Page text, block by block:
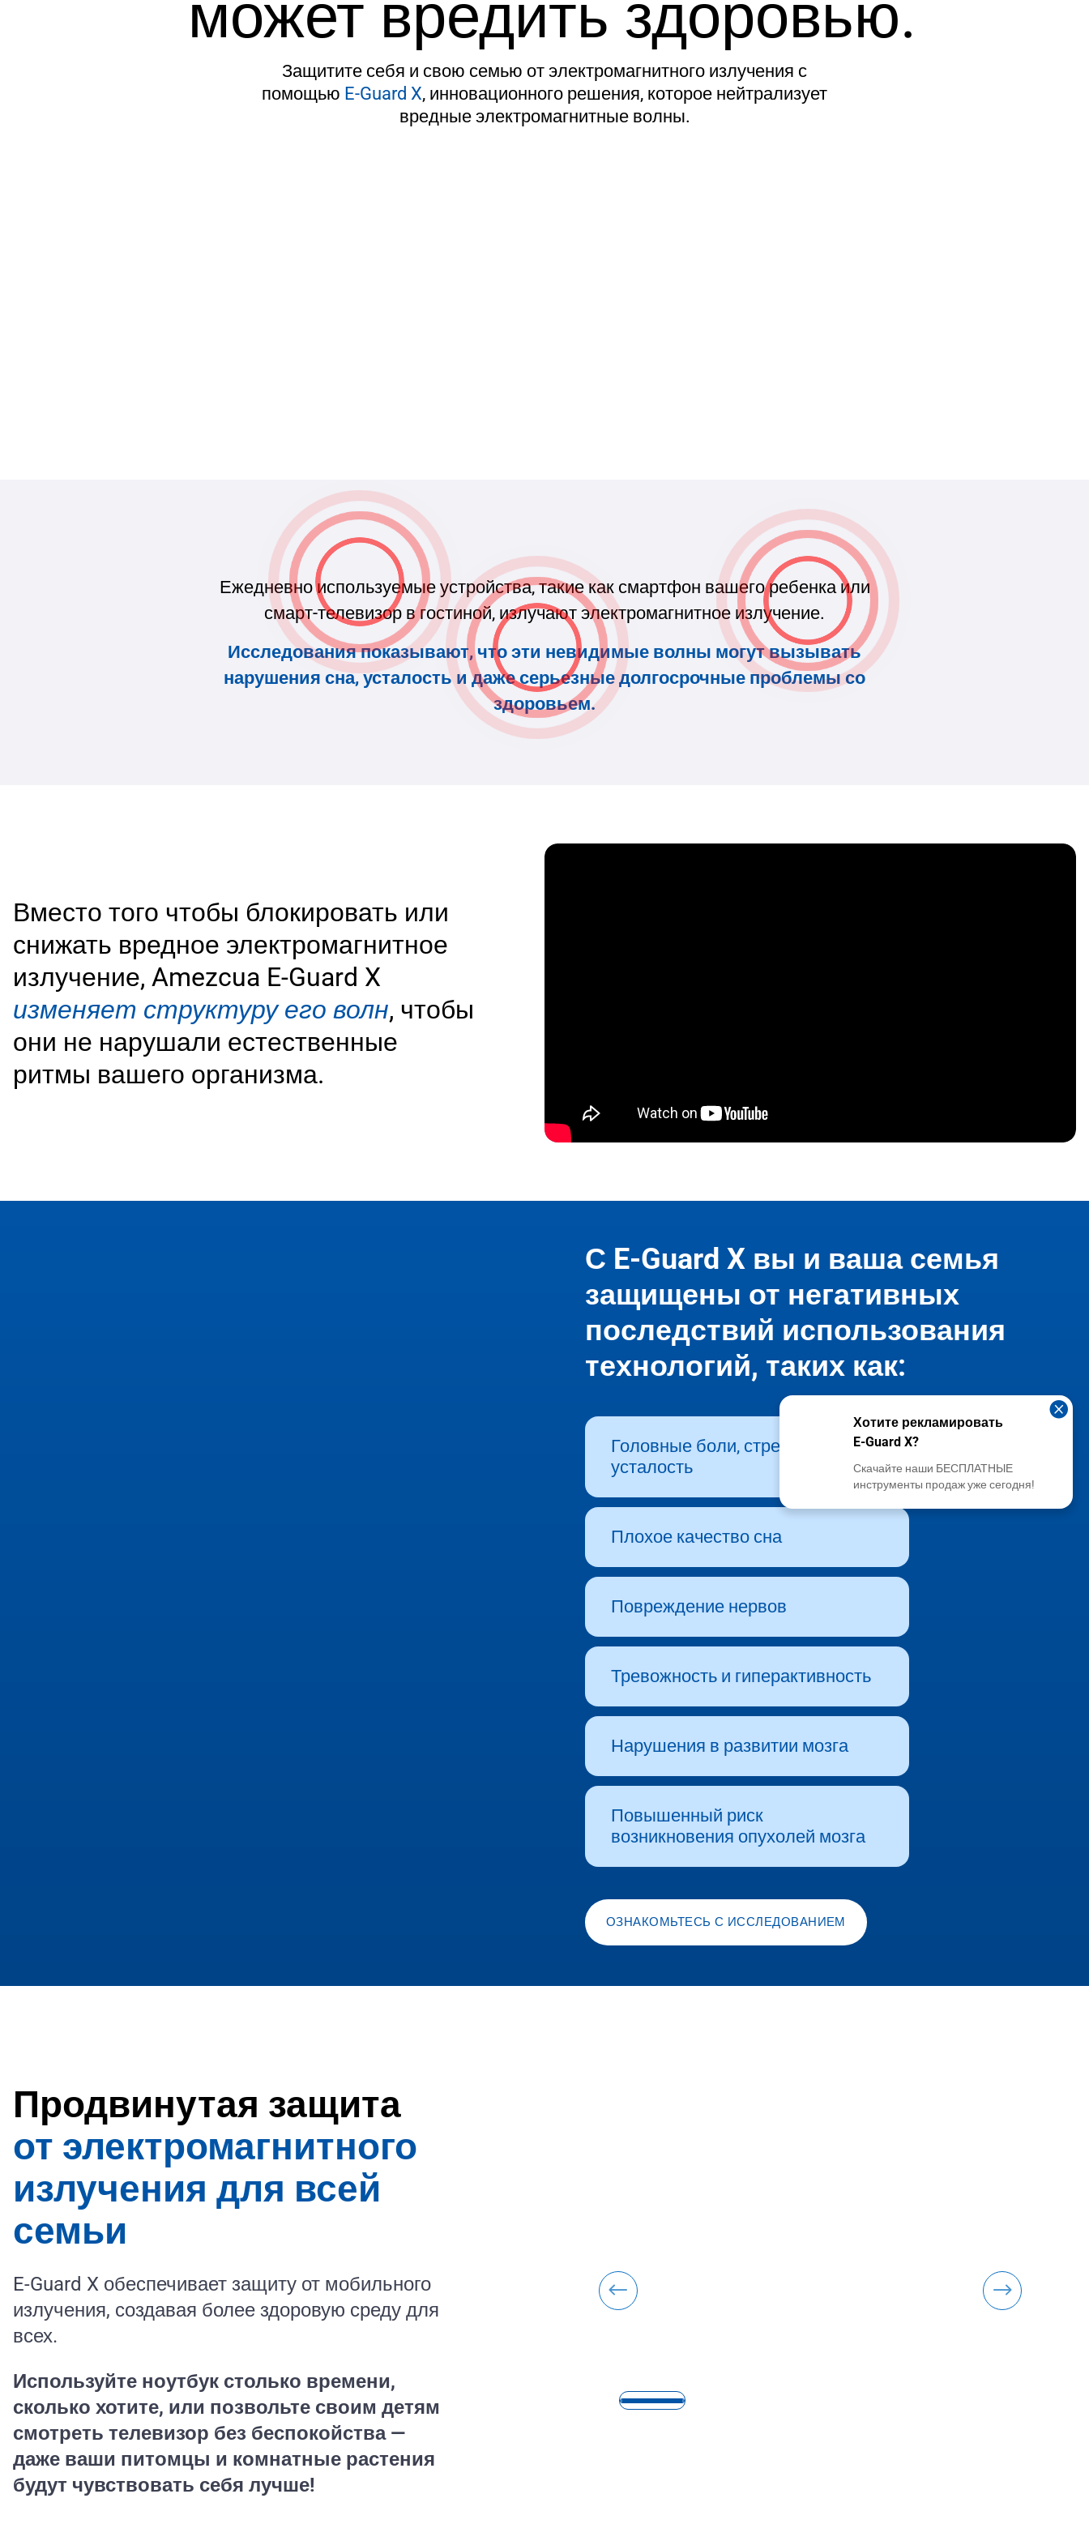
может вредить здоровью.
Защитите себя и свою семью от электромагнитного излучения с
помощью E-Guard X, инновационного решения, которое нейтрализует
вредные электромагнитные волны.
Ежедневно используемые устройства, такие как смартфон вашего ребенка или
смарт-телевизор в гостиной, излучают электромагнитное излучение.
Исследования показывают, что эти невидимые волны могут вызывать
нарушения сна, усталость и даже серьезные долгосрочные проблемы со
здоровьем.
Вместо того чтобы блокировать или
снижать вредное электромагнитное
излучение, Amezcua E-Guard X
изменяет структуру его волн, чтобы
они не нарушали естественные
ритмы вашего организма.
С E-Guard X вы и ваша семья
защищены от негативных
последствий использования
технологий, таких как:
Головные боли, стресс и
усталость
Плохое качество сна
Повреждение нервов
Тревожность и гиперактивность
Нарушения в развитии мозга
Повышенный риск
возникновения опухолей мозга
ОЗНАКОМЬТЕСЬ С ИССЛЕДОВАНИЕМ
Продвинутая защита
от электромагнитного
излучения для всей
семьи
E-Guard X обеспечивает защиту от мобильного
излучения, создавая более здоровую среду для
всех.
Используйте ноутбук столько времени,
сколько хотите, или позвольте своим детям
смотреть телевизор без беспокойства —
даже ваши питомцы и комнатные растения
будут чувствовать себя лучше!
Хотите рекламировать
E-Guard X?
Скачайте наши БЕСПЛАТНЫЕ
инструменты продаж уже сегодня!
